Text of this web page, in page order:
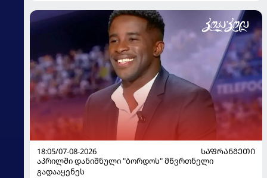
18:05/07-08-2026
ᲡᲐᲤᲠᲐᲜᲒᲔᲗᲘ
აპრილში დანიშნული "ბორდოს" მწვრთნელი
გადააყენეს